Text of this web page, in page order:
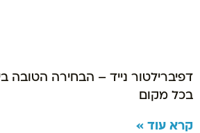
דפיברילטור נייד – הבחירה הטובה
בכל מקום
קרא עוד »